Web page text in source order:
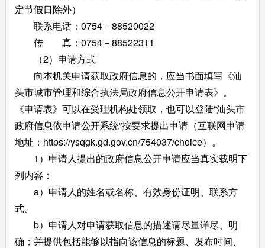
定节假日除外）
联系电话：0754－88520022
传 真：0754－88522311
（2）申请方式
向本机关申请获取政府信息的，应当书面填写《汕
头市城市管理和综合执法局政府信息公开申请表》。
《申请表》可以在受理机构处领取，也可以登陆“汕头市
政府信息依申请公开系统”按要求提出申请（互联网申请
地址：https://ysqgk.gd.gov.cn/754037/choice）。
1）申请人提出的政府信息公开申请应当真实载明下
列内容：
a）申请人的姓名或名称、有效身份证明、联系方
式。
b）申请人对申请获取信息的描述请尽量详尽、明
确；并提供包括能够以指向该信息的标题、发布时间、